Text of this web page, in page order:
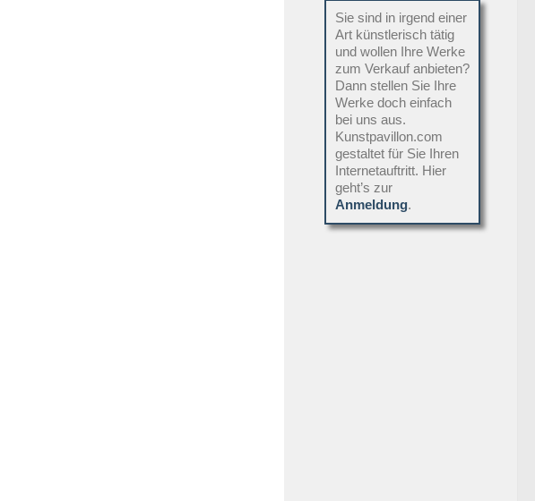
Sie sind in irgend einer
Art künstlerisch tätig
und wollen Ihre Werke
zum Verkauf anbieten?
Dann stellen Sie Ihre
Werke doch einfach
bei uns aus.
Kunstpavillon.com
gestaltet für Sie Ihren
Internetauftritt. Hier
geht’s zur
Anmeldung.